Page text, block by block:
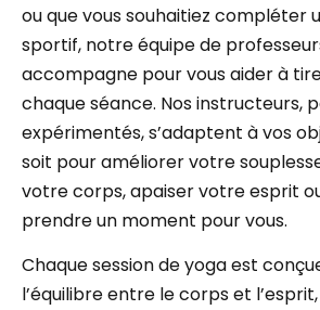
ou que vous souhaitiez compléter
sportif, notre équipe de
accompagne pour vous aider à
chaque séance. Nos instructeurs,
expérimentés, s’adaptent à vos
soit pour améliorer votre
votre corps, apaiser votre esprit
prendre un moment pour vous.
Chaque session de yoga est
l’équilibre entre le corps et